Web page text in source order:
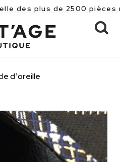
de 2500 pièces
d’oreille